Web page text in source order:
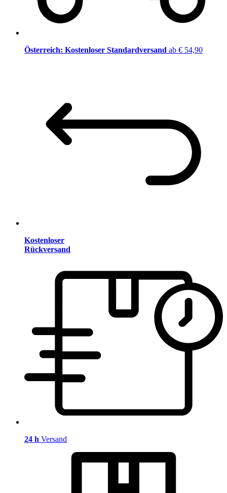
Österreich: Kostenloser Standardversand ab € 54,90
Kostenloser
Rückversand
24 h Versand